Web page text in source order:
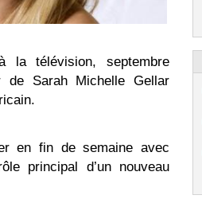
la télévision, septembre
de Sarah Michelle Gellar
en fin de semaine avec
principal d’un nouveau